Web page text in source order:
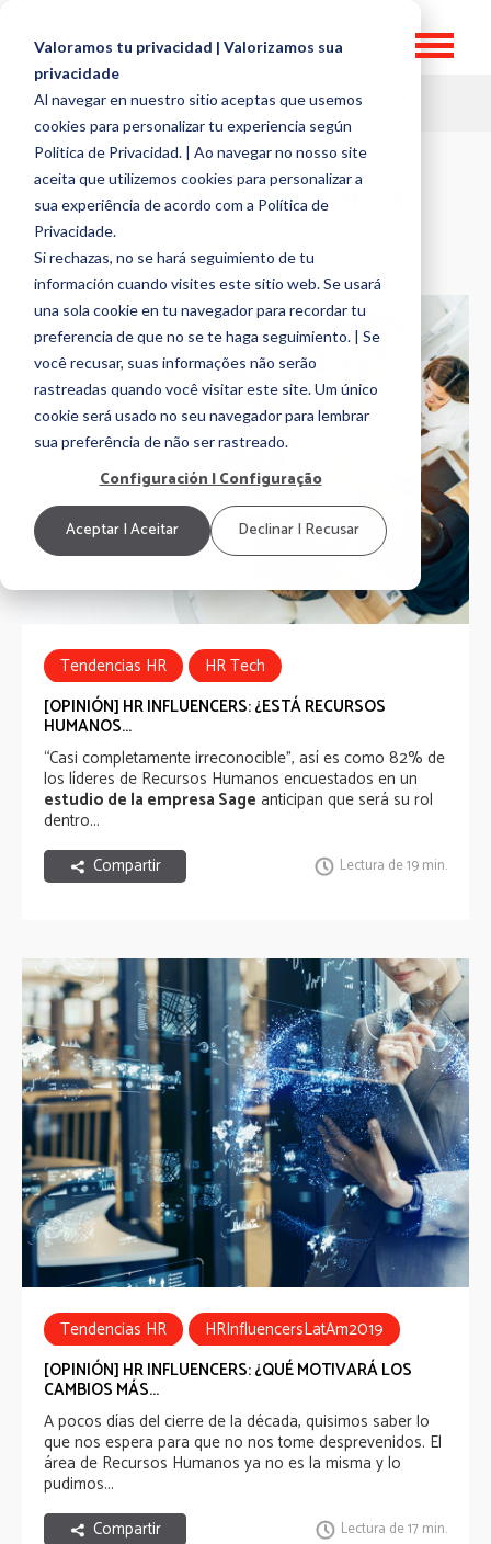
Valoramos tu privacidad | Valorizamos sua
privacidade
Al navegar en nuestro sitio aceptas que usemos
cookies para personalizar tu experiencia según
Politica de Privacidad. | Ao navegar no nosso site
aceita que utilizemos cookies para personalizar a
sua experiência de acordo com a Política de
Privacidade.
Si rechazas, no se hará seguimiento de tu
información cuando visites este sitio web. Se usará
una sola cookie en tu navegador para recordar tu
preferencia de que no se te haga seguimiento. | Se
você recusar, suas informações não serão
rastreadas quando você visitar este site. Um único
cookie será usado no seu navegador para lembrar
sua preferência de não ser rastreado.
Configuración | Configuração
Aceptar | Aceitar Declinar | Recusar
HR TOPICS
HRINFLUENCERSLATAM2019
Tendencias HR
HR Tech
HRInfluencersLatAm2019
Estudio
[OPINIÓN] HR INFLUENCERS: ¿ESTÁ RECURSOS
HUMANOS...
“Casi completamente irreconocible”, así es como 82% de
los líderes de Recursos Humanos encuestados en un
estudio de la empresa Sage anticipan que será su rol
dentro...
Compartir
Lectura de 19 min.
Tendencias HR
HRInfluencersLatAm2019
[OPINIÓN] HR INFLUENCERS: ¿QUÉ MOTIVARÁ LOS
CAMBIOS MÁS...
A pocos días del cierre de la década, quisimos saber lo
que nos espera para que no nos tome desprevenidos. El
área de Recursos Humanos ya no es la misma y lo
pudimos...
Compartir
Lectura de 17 min.